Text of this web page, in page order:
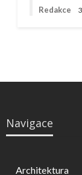
Redakce
Navigace
Architektura